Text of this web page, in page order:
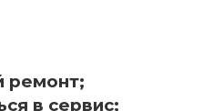
ремонт;
в сервис;